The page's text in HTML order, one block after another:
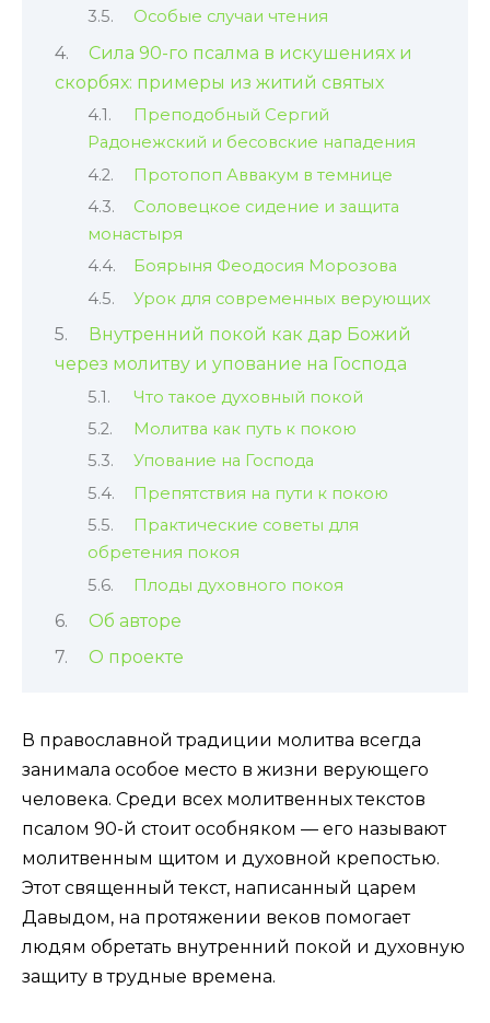
Особые случаи чтения
Сила 90-го псалма в искушениях и
скорбях: примеры из житий святых
Преподобный Сергий
Радонежский и бесовские нападения
Протопоп Аввакум в темнице
Соловецкое сидение и защита
монастыря
Боярыня Феодосия Морозова
Урок для современных верующих
Внутренний покой как дар Божий
через молитву и упование на Господа
Что такое духовный покой
Молитва как путь к покою
Упование на Господа
Препятствия на пути к покою
Практические советы для
обретения покоя
Плоды духовного покоя
Об авторе
О проекте
В православной традиции молитва всегда
занимала особое место в жизни верующего
человека. Среди всех молитвенных текстов
псалом 90-й стоит особняком — его называют
молитвенным щитом и духовной крепостью.
Этот священный текст, написанный царем
Давыдом, на протяжении веков помогает
людям обретать внутренний покой и духовную
защиту в трудные времена.